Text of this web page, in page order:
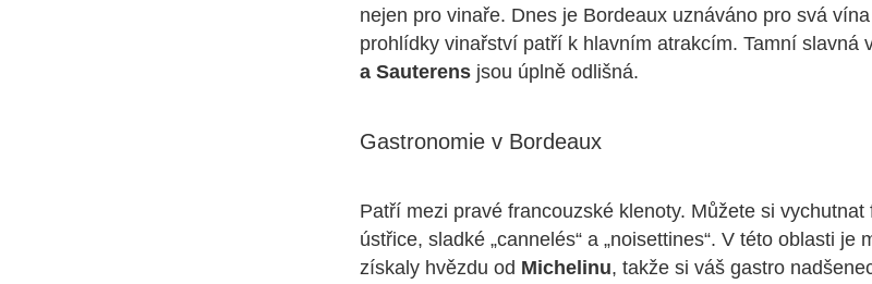
nejen pro vinaře. Dnes je Bordeaux uznáváno pro svá
prohlídky vinařství patří k hlavním atrakcím. Tamní slavná
a Sauterens jsou úplně odlišná.
Gastronomie v Bordeaux
Patří mezi pravé francouzské klenoty. Můžete si vychutnat
ústřice, sladké „cannelés“ a „noisettines“. V této oblasti je
získaly hvězdu od Michelinu, takže si váš gastro